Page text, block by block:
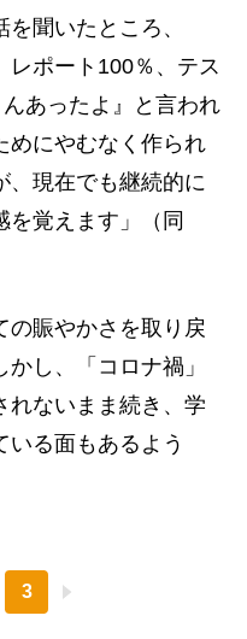
聞いたところ、
レポート100％、テス
あったよ』と言われ
めにやむなく作られ
、現在でも継続的に
覚えます」（同
賑やかさを取り戻
し、「コロナ禍」
れないまま続き、学
る面もあるよう
3